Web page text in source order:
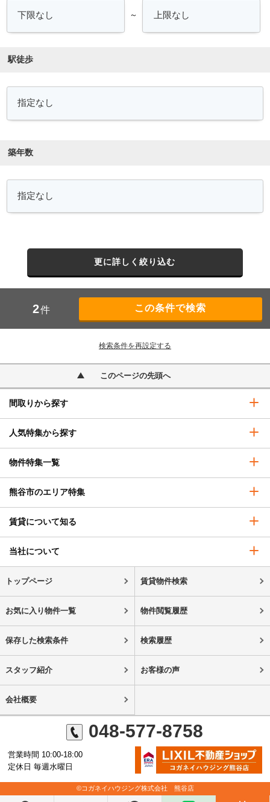
～
駅徒歩
築年数
更に詳しく絞り込む
2件
検索条件を再設定する
このページの先頭へ
間取りから探す
人気特集から探す
物件特集一覧
熊谷市のエリア特集
賃貸について知る
当社について
トップページ 賃貸物件検索
お気に入り物件一覧 物件閲覧履歴
保存した検索条件 検索履歴
スタッフ紹介 お客様の声
会社概要
048-577-8758
営業時間 10:00-18:00
定休日 毎週水曜日
©コガネイハウジング株式会社 熊谷店